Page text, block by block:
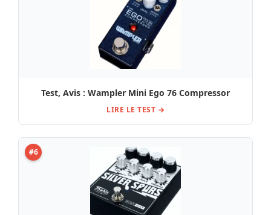
Test, Avis : Wampler Mini Ego 76 Compressor
LIRE LE TEST →
#6